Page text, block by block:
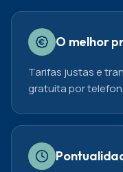
O melhor
Tarifas justas e
gratuita por